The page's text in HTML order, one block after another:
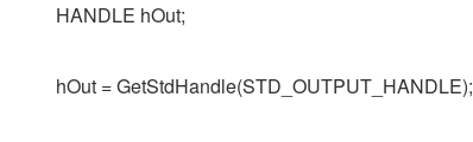
HANDLE hOut;
hOut = GetStdHandle(STD_OUTPUT_HANDLE);